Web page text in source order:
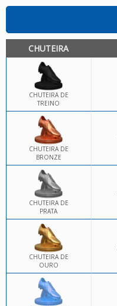
CHUTEIRA
CHUTEIRA DE
TREINO
CHUTEIRA DE
BRONZE
CHUTEIRA DE
PRATA
CHUTEIRA DE
OURO